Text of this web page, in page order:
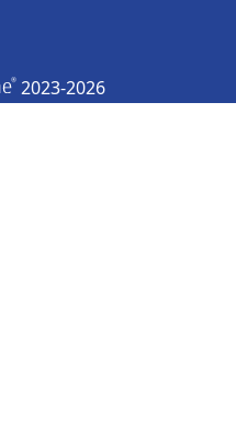
2023-2026